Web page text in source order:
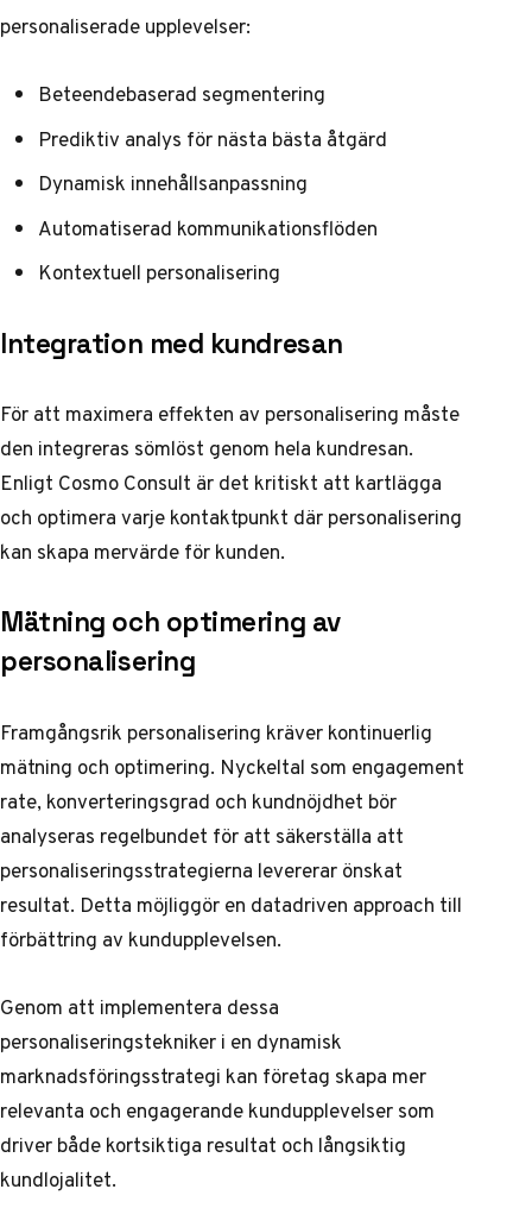
personaliserade upplevelser:
Beteendebaserad segmentering
Prediktiv analys för nästa bästa åtgärd
Dynamisk innehållsanpassning
Automatiserad kommunikationsflöden
Kontextuell personalisering
Integration med kundresan
För att maximera effekten av personalisering måste
den integreras sömlöst genom hela kundresan.
Enligt Cosmo Consult är det kritiskt att kartlägga
och optimera varje kontaktpunkt där personalisering
kan skapa mervärde för kunden.
Mätning och optimering av
personalisering
Framgångsrik personalisering kräver kontinuerlig
mätning och optimering. Nyckeltal som engagement
rate, konverteringsgrad och kundnöjdhet bör
analyseras regelbundet för att säkerställa att
personaliseringsstrategierna levererar önskat
resultat. Detta möjliggör en datadriven approach till
förbättring av kundupplevelsen.
Genom att implementera dessa
personaliseringstekniker i en dynamisk
marknadsföringsstrategi kan företag skapa mer
relevanta och engagerande kundupplevelser som
driver både kortsiktiga resultat och långsiktig
kundlojalitet.